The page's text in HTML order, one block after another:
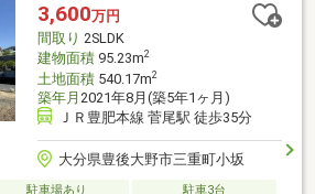
3,600万円
間取り 2SLDK
建物面積95.23m2
土地面積540.17m2
築年月 2021年8月(築5年1ヶ月)
ＪＲ豊肥本線 菅尾駅 徒歩35分
大分県豊後大野市三重町小坂
駐車場あり
駐車3台